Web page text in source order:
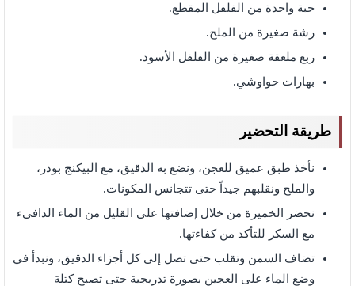
حبة واحدة من الفلفل المقطع.
رشة صغيرة من الملح.
ربع ملعقة صغيرة من الفلفل الأسود.
بهارات حواوشي.
طريقة التحضير
نأخذ طبق عميق للعجن، ونضع به الدقيق، مع البيكنج بودر،
والملح ونقلبهم جيداً حتى تتجانس المكونات.
نحضر الخميرة من خلال إضافتها على القليل من الماء الدافىء
مع السكر للتأكد من كفاءتها.
تضاف السمن وتقلب حتى تصل إلى كل أجزاء الدقيق، ونبدأ في
وضع الماء على العجين بصورة تدريجية حتى تصبح كتلة